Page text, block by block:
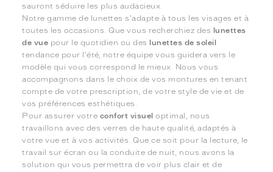
sauront séduire les plus audacieux.
Notre gamme de lunettes s'adapte à tous les visages et à
toutes les occasions. Que vous recherchiez des lunettes
de vue pour le quotidien ou des
lunettes de soleil
tendance pour l'été, notre équipe vous guidera vers le
modèle qui vous correspond le mieux. Nous vous
accompagnons dans le choix de vos montures en tenant
compte de votre prescription, de votre style de vie et de
vos préférences esthétiques.
Pour assurer votre confort visuel optimal, nous
travaillons avec des verres de haute qualité, adaptés à
votre vue et à vos activités. Que ce soit pour la lecture, le
travail sur écran ou la conduite de nuit, nous avons la
solution qui vous permettra de voir plus clair et de